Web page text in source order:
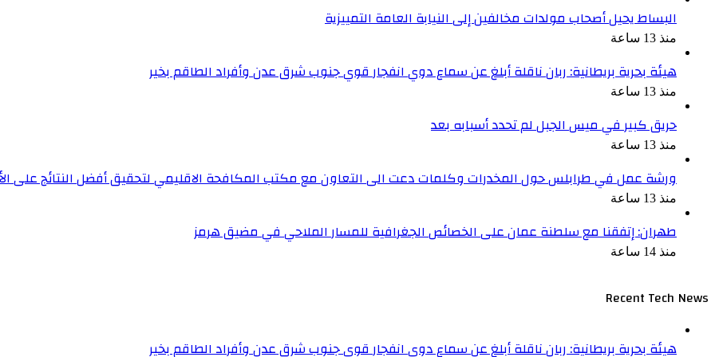
البساط يحيل أصحاب مولدات مخالفين إلى النيابة العامة التمييزية
منذ 13 ساعة
هيئة بحرية بريطانية: ربان ناقلة أبلغ عن سماع دوي انفجار قوي جنوب شرق عدن وأفراد الطاقم بخير
منذ 13 ساعة
حريق كبير في ميس الجبل لم تحدد أسبابه بعد
منذ 13 ساعة
ورشة عمل في طرابلس حول المخدرات وكلمات دعت الى التعاون مع مكتب المكافحة الاقليمي لتحقيق أفضل النتائج على
منذ 13 ساعة
طهران: إتفقنا مع سلطنة عمان على الخصائص الجغرافية للمسار الملاحي في مضيق هرمز
منذ 14 ساعة
Recent Tech News
هيئة بحرية بريطانية: ربان ناقلة أبلغ عن سماع دوي انفجار قوي جنوب شرق عدن وأفراد الطاقم بخير